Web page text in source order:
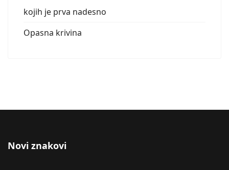
kojih je prva nadesno
Opasna krivina
Novi znakovi